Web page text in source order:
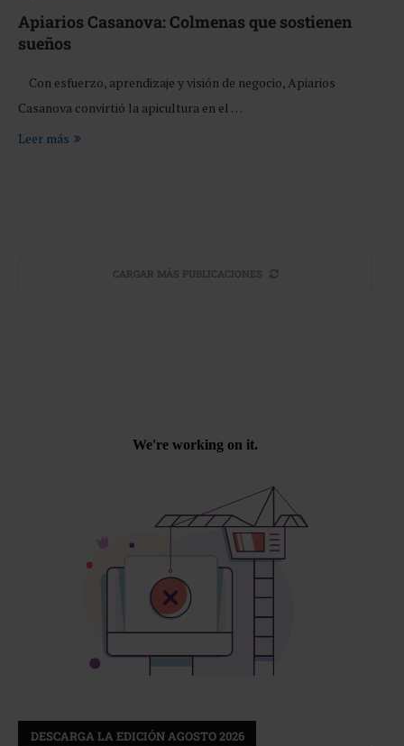
Apiarios Casanova: Colmenas que sostienen
sueños
Con esfuerzo, aprendizaje y visión de negocio, Apiarios
Casanova convirtió la apicultura en el …
Leer más
CARGAR MÁS PUBLICACIONES
DESCARGA LA EDICIÓN AGOSTO 2026